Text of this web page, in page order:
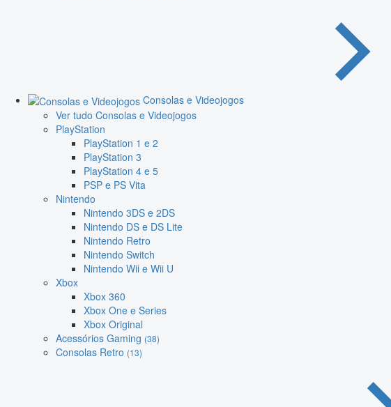
Consolas e Videojogos
Ver tudo Consolas e Videojogos
PlayStation
PlayStation 1 e 2
PlayStation 3
PlayStation 4 e 5
PSP e PS Vita
Nintendo
Nintendo 3DS e 2DS
Nintendo DS e DS Lite
Nintendo Retro
Nintendo Switch
Nintendo Wii e Wii U
Xbox
Xbox 360
Xbox One e Series
Xbox Original
Acessórios Gaming (38)
Consolas Retro (13)